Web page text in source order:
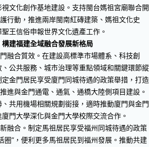
文化創作基地建設。支持閩台媽祖宮廟聯合開
行動，推進兩岸閩南紅磚建築、媽祖文化史
王信俗申報世界文化遺產工作。
建福建全域融合發展新格局
融合質效。在建設高標準市場體系、科技創
公共服務、城市治理等重點領域和關鍵環節縱
金門居民享受廈門同城待遇的政策舉措，打造
進與金門通電、通氣、通橋大陸側項目建設。
共用機場相關規劃銜接，適時推動廈門與金門
門大學深化與金門大學校際交流合作。
融合。制定馬祖居民享受福州同城待遇的政策
圈”，便利更多馬祖居民到福州發展。推動共建